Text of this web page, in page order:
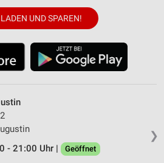
UND SPAREN!
❯
- 21:00 Uhr |
Geöffnet